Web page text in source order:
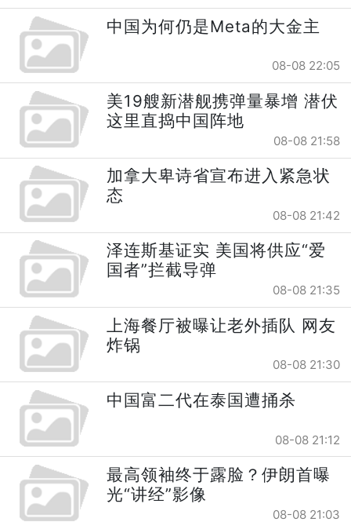
中国为何仍是Meta的大金主
08-08 22:05
美19艘新潜舰携弹量暴增 潜伏
这里直捣中国阵地
08-08 21:58
加拿大卑诗省宣布进入紧急状
态
08-08 21:42
泽连斯基证实 美国将供应“爱
国者”拦截导弹
08-08 21:35
上海餐厅被曝让老外插队 网友
炸锅
08-08 21:30
中国富二代在泰国遭捅杀
08-08 21:12
最高领袖终于露脸？伊朗首曝
光“讲经”影像
08-08 21:03